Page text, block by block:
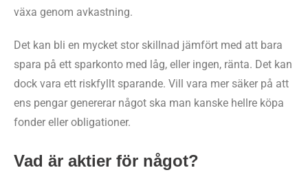
växa genom avkastning.
Det kan bli en mycket stor skillnad jämfört med att bara
spara på ett sparkonto med låg, eller ingen, ränta. Det kan
dock vara ett riskfyllt sparande. Vill vara mer säker på att
ens pengar genererar något ska man kanske hellre köpa
fonder eller obligationer.
Vad är aktier för något?